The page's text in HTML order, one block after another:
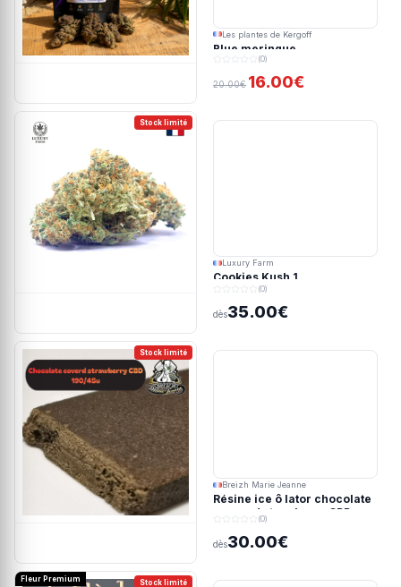
Les plantes de Kergoff
Blue meringue
(0)
20.00€ 16.00€
Stock limité
Luxury Farm
Cookies Kush 1
(0)
dès35.00€
Stock limité
Breizh Marie Jeanne
Résine ice ô lator chocolate
covered strawberry CBD
(0)
dès30.00€
Stock limité
Fleur Premium